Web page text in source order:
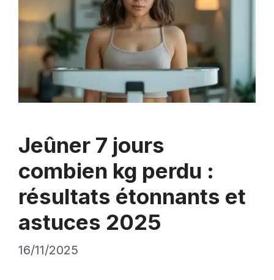
Jeûner 7 jours
combien kg perdu :
résultats étonnants et
astuces 2025
16/11/2025